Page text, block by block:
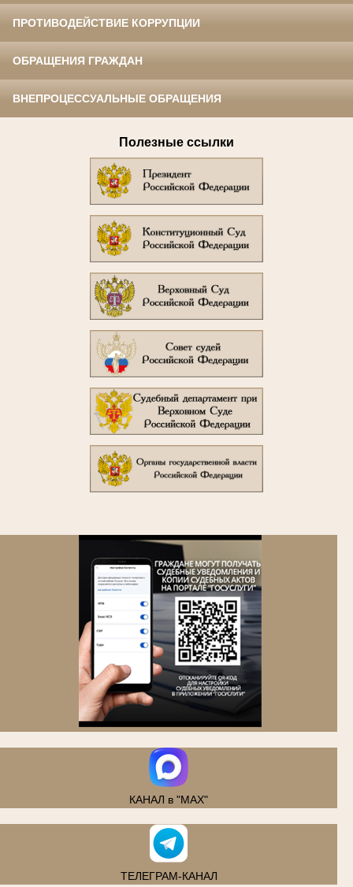
ПРОТИВОДЕЙСТВИЕ КОРРУПЦИИ
ОБРАЩЕНИЯ ГРАЖДАН
ВНЕПРОЦЕССУАЛЬНЫЕ ОБРАЩЕНИЯ
Полезные ссылки
КАНАЛ в "MAX"
ТЕЛЕГРАМ-КАНАЛ